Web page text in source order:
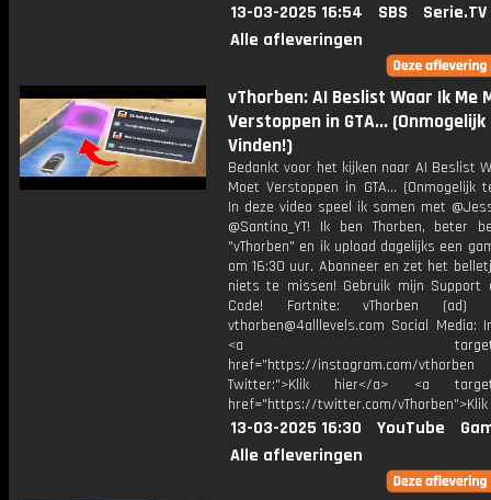
13-03-2025 16:54 SBS
Serie.TV
Alle afleveringen
vThorben: AI Beslist Waar Ik Me
Verstoppen in GTA...
Vinden!)
Bedankt voor het kijken naar AI Beslist
Moet Verstoppen in GTA... (Onmogelijk
In deze video speel ik samen met
@Santino_YT! Ik ben Thorben, beter
"vThorben" en ik upload dagelijks een
om 16:30 uur. Abonneer en zet het
niets te missen! Gebruik mijn Support
Code! Fortnite: vThorben (ad)
vthorben@4alllevels.com Social Media:
<a
href="https://instagram.com/vthorben
Twitter:">Klik hier</a> <a
href="https://twitter.com/
13-03-2025 16:30 YouTube
Alle afleveringen